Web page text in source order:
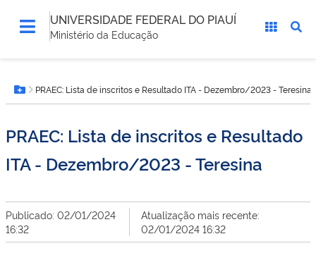
UNIVERSIDADE FEDERAL DO PIAUÍ
Ministério da Educação
está
aqui:Botão Menu
PRAEC: Lista de inscritos e Resultado ITA - Dezembro/2023 - Teresina
PRAEC: Lista de inscritos e Resultado
ITA - Dezembro/2023 - Teresina
Publicado: 02/01/2024
16:32
Atualização mais recente:
02/01/2024 16:32